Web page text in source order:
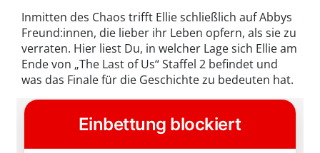
Inmitten des Chaos trifft Ellie schließlich auf Abbys
Freund:innen, die lieber ihr Leben opfern, als sie zu
verraten. Hier liest Du, in welcher Lage sich Ellie am
Ende von „The Last of Us“ Staffel 2 befindet und
was das Finale für die Geschichte zu bedeuten hat.